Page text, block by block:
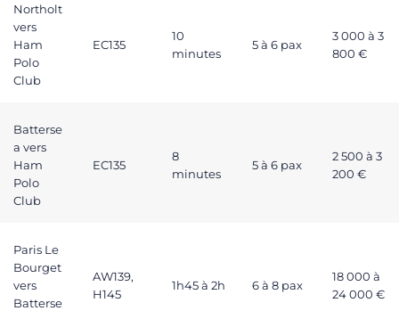
Northolt
vers
Ham
Polo
Club
EC135
10
minutes
5 à 6 pax
3 000 à 3
800 €
Batterse
a vers
Ham
Polo
Club
EC135
8
minutes
5 à 6 pax
2 500 à 3
200 €
Paris Le
Bourget
vers
Batterse
AW139,
H145
1h45 à 2h 6 à 8 pax
18 000 à
24 000 €